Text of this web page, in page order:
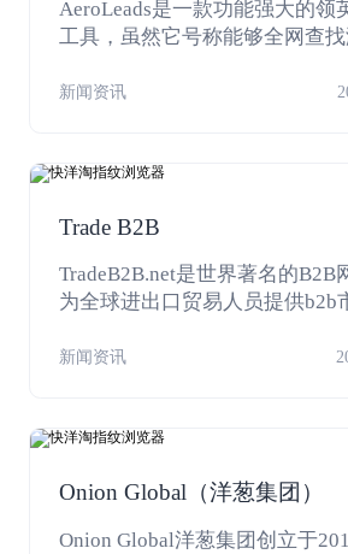
AeroLeads是一款功能强大的领
工具，虽然它号称能够全网查
但工作的重心基本上集中在领
新闻资讯
Trade B2B
TradeB2B.net是世界著名的B2B
为全球进出口贸易人员提供b2b
新闻资讯
Onion Global（洋葱集团）
Onion Global洋葱集团创立于